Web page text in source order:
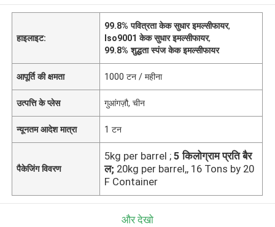
हाइलाइट:
99.8% पवित्रता केक सुधार इमल्सीफायर,
Iso9001 केक सुधार इमल्सीफायर,
99.8% शुद्धता स्पंज केक इमल्सीफायर
आपूर्ति की क्षमता 1000 टन / महीना
उत्पत्ति के प्लेस गुआंगज़ौ, चीन
न्यूनतम आदेश मात्रा 1 टन
पैकेजिंग विवरण
5kg per barrel ; 5 किलोग्राम प्रति बैर
ल; 20kg per barrel,, 16 Tons by 20
F Container
और देखो